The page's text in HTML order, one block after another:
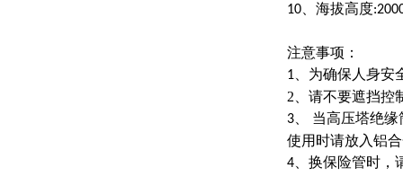
10 、海拔高度
注意事项：
1 、为确保人身
2 、请不要遮挡
3
当高压塔绝
使用时请放入铝
4 、换保险管时